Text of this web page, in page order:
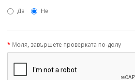
Да
Не
Моля, завършете проверката по-долу